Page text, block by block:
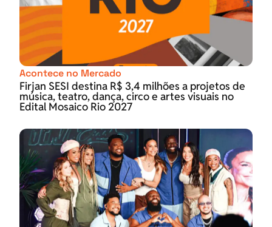
Acontece no Mercado
Firjan SESI destina R$ 3,4 milhões a projetos de
música, teatro, dança, circo e artes visuais no
Edital Mosaico Rio 2027